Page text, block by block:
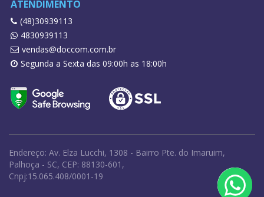
ATENDIMENTO
(48)30939113
4830939113
vendas@doccom.com.br
Segunda a Sexta das 09:00h as 18:00h
Endereço: Av. Elza Lucchi, 1308 - Bairro Pte. do Imaruim,
Palhoça - SC, CEP: 88130-601,
Cnpj:15.065.408/0001-19